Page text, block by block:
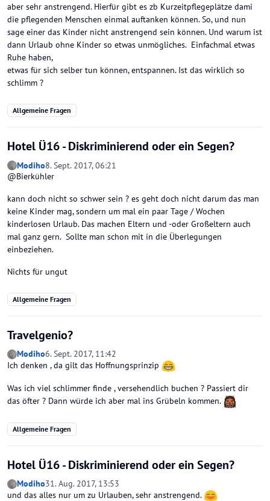
aber sehr anstrengend. Hierfür gibt es zb Kurzeitpflegeplätze dami
die pflegenden Menschen einmal auftanken können. So, und nun
sage einer das Kinder nicht anstrengend sein können. Und warum ist
dann Urlaub ohne Kinder so etwas unmögliches. Einfachmal etwas
Ruhe haben,
etwas für sich selber tun können, entspannen. Ist das wirklich so
schlimm ?
Allgemeine Fragen
Hotel Ü16 - Diskriminierend oder ein Segen?
Modiho8. Sept. 2017, 06:21
@Bierkühler
kann doch nicht so schwer sein ? es geht doch nicht darum das man
keine Kinder mag, sondern um mal ein paar Tage / Wochen
kinderlosen Urlaub. Das machen Eltern und -oder Großeltern auch
mal ganz gern. Sollte man schon mit in die Überlegungen
einbeziehen.
Nichts für ungut
Allgemeine Fragen
Travelgenio?
Modiho6. Sept. 2017, 11:42
Ich denken , da gilt das Hoffnungsprinzip
Was ich viel schlimmer finde , versehendlich buchen ? Passiert dir
das öfter ? Dann würde ich aber mal ins Grübeln kommen.
Allgemeine Fragen
Hotel Ü16 - Diskriminierend oder ein Segen?
Modiho31. Aug. 2017, 13:53
und das alles nur um zu Urlauben, sehr anstrengend.